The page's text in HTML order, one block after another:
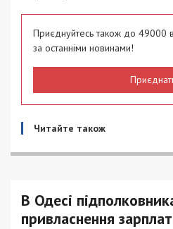
Приєднуйтесь також до 49000
за останніми новинами!
Читайте також
В Одесі
привласнення